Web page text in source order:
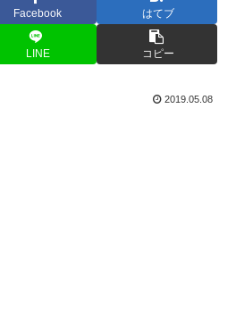
Facebook はてブ
LINE コピー
2019.05.08